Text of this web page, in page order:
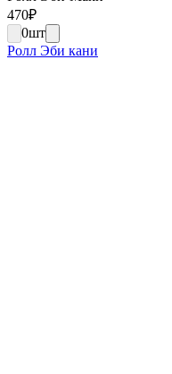
470₽
0шт
Ролл Эби кани